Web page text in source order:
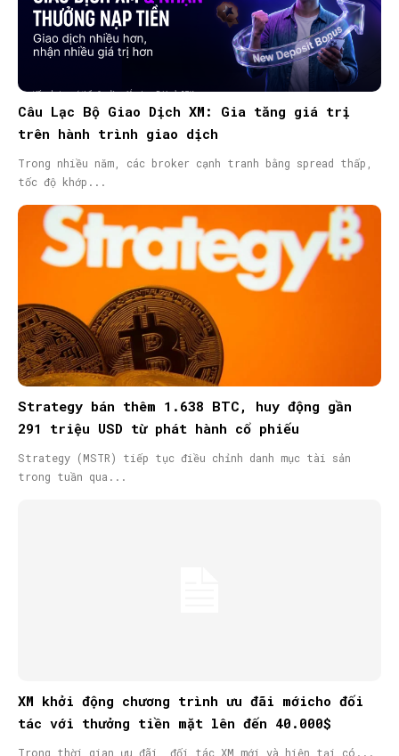
Câu Lạc Bộ Giao Dịch XM: Gia tăng giá trị
trên hành trình giao dịch
Trong nhiều năm, các broker cạnh tranh bằng spread thấp,
tốc độ khớp...
Strategy bán thêm 1.638 BTC, huy động gần
291 triệu USD từ phát hành cổ phiếu
Strategy (MSTR) tiếp tục điều chỉnh danh mục tài sản
trong tuần qua...
XM khởi động chương trình ưu đãi mớicho đối
tác với thưởng tiền mặt lên đến 40.000$
Trong thời gian ưu đãi, đối tác XM mới và hiện tại có...